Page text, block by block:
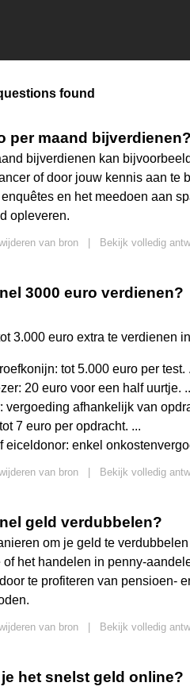
found
per maand bijverdienen?
bijverdienen kan
of door jouw kennis aan te
en het meedoen aan
opleveren.
van bron Bekijk volledig
3000 euro verdienen?
3.000 euro extra te verdienen
tot 5.000 euro per test.
20 euro voor een half uurtje.
vergoeding afhankelijk van
7 euro per opdracht. ...
eiceldonor: enkel
van bron Bekijk volledig
geld verdubbelen?
om je geld te
of het handelen in penny-
te profiteren van pensioen-
van bron Bekijk volledig
het snelst geld online?